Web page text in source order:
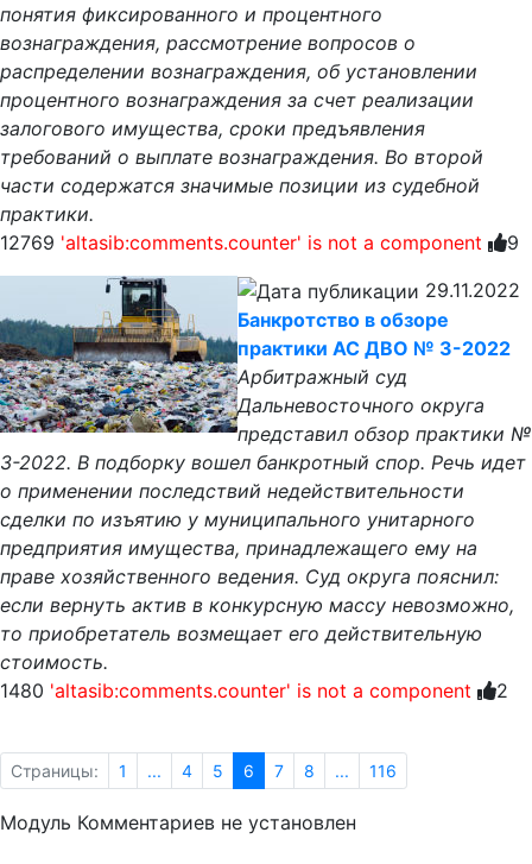
понятия фиксированного и процентного
вознаграждения, рассмотрение вопросов о
распределении вознаграждения, об установлении
процентного вознаграждения за счет реализации
залогового имущества, сроки предъявления
требований о выплате вознаграждения. Во второй
части содержатся значимые позиции из судебной
практики.
12769 'altasib:comments.counter' is not a component
9
29.11.2022
Банкротство в обзоре
практики АС ДВО № 3-2022
Арбитражный суд
Дальневосточного округа
представил обзор практики №
3-2022. В подборку вошел банкротный спор. Речь идет
о применении последствий недействительности
сделки по изъятию у муниципального унитарного
предприятия имущества, принадлежащего ему на
праве хозяйственного ведения. Суд округа пояснил:
если вернуть актив в конкурсную массу невозможно,
то приобретатель возмещает его действительную
стоимость.
1480 'altasib:comments.counter' is not a component 2
Страницы: 1 ... 4 5 6 7 8 ... 116
Модуль Комментариев не установлен